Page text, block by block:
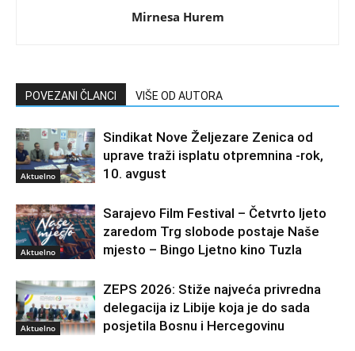
Mirnesa Hurem
POVEZANI ČLANCI VIŠE OD AUTORA
Aktuelno
Sindikat Nove Željezare Zenica od
uprave traži isplatu otpremnina -rok,
10. avgust
Aktuelno
Sarajevo Film Festival – Četvrto ljeto
zaredom Trg slobode postaje Naše
mjesto – Bingo Ljetno kino Tuzla
Aktuelno
ZEPS 2026: Stiže najveća privredna
delegacija iz Libije koja je do sada
posjetila Bosnu i Hercegovinu